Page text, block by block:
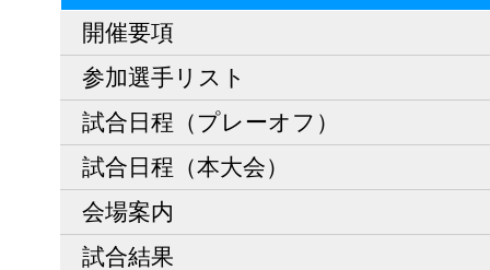
開催要項
参加選手リスト
試合日程（プレーオフ）
試合日程（本大会）
会場案内
試合結果